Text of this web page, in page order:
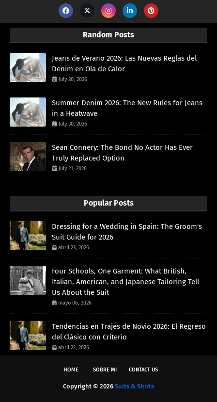
Random Posts
Jeans de Verano 2026: Las Nuevas Reglas del
Denim en Ola de Calor
July 30, 2026
Summer Denim 2026: The New Rules for Jeans
in a Heatwave
July 30, 2026
Sean Connery: The Bond No Actor Has Ever
Truly Replaced Option
July 21, 2026
Popular Posts
Dressing for a Wedding in Spain: The Groom's
Suit Guide for 2026
abril 23, 2026
Four Schools, One Garment: What British,
Italian, American, and Japanese Tailoring Tell
Us About the Suit
mayo 06, 2026
Tendencias en Trajes de Novio 2026: El Regreso
del Clásico con Criterio
abril 22, 2026
HOME SOBRE MI CONTACT US
Copyright © 2026 Suits & Shirts